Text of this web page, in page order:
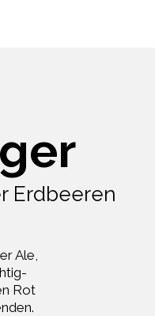
Erdbeeren
Ale,
Rot